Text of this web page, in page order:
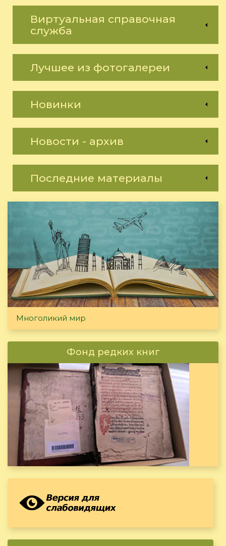
Виртуальная справочная
служба
Лучшее из фотогалереи
Новинки
Новости - архив
Последние материалы
Многоликий мир
Фонд редких книг